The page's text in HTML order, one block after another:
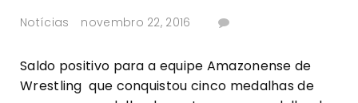
Notícias novembro 22, 2016
Saldo positivo para a equipe Amazonense de
Wrestling que conquistou cinco medalhas de